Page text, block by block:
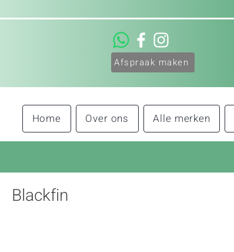
Afspraak maken
Home Over ons Alle merken
Blackfin